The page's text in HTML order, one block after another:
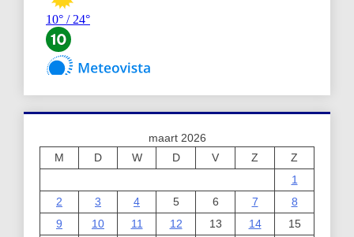
maart 2026
M
D W D V Z
Z
1
2
3 4 5 6 7
8
9
10 11 12 13 14
15